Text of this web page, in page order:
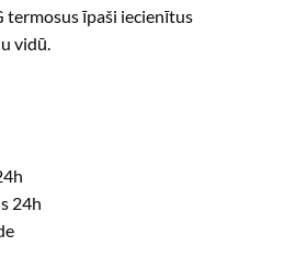
termosus īpaši iecienītus
vidū.
24h